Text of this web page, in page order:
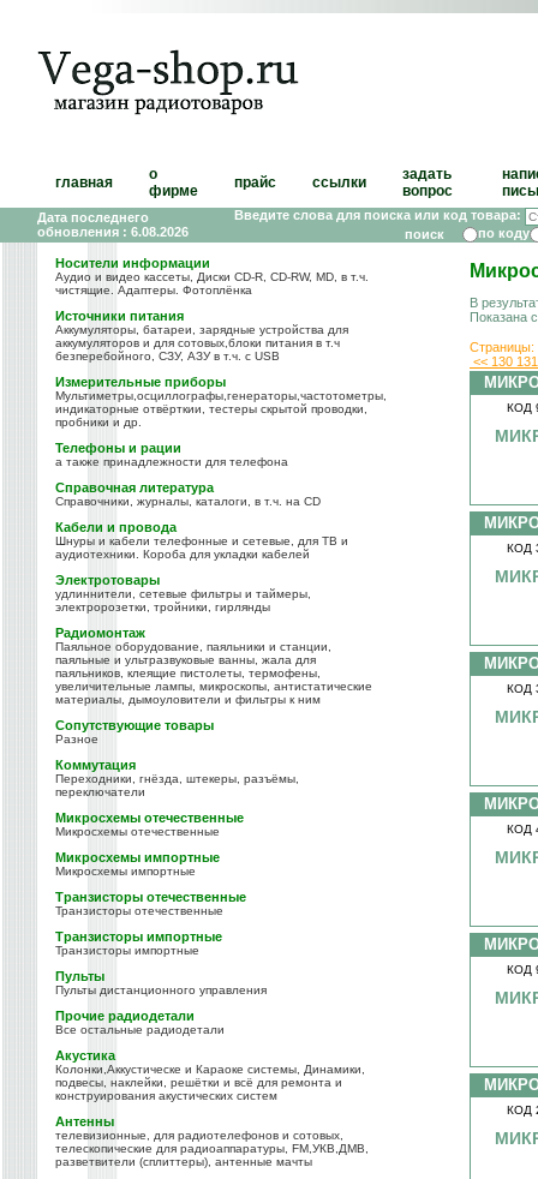
главная
о
фирме
прайс ссылки
задать
вопрос
Дата последнего
обновления : 6.08.2026
Введите слова для поиска или код товара:
по коду
Носители информации
Аудио и видео кассеты, Диски CD-R, CD-RW, MD, в т.ч.
чистящие. Адаптеры. Фотоплёнка
Источники питания
Аккумуляторы, батареи, зарядные устройства для
аккумуляторов и для сотовых,блоки питания в т.ч
безперебойного, СЗУ, АЗУ в т.ч. с USB
Измерительные приборы
Мультиметры,осциллографы,генераторы,частотометры,
индикаторные отвёрткии, тестеры скрытой проводки,
пробники и др.
Телефоны и рации
а также принадлежности для телефона
Справочная литература
Справочники, журналы, каталоги, в т.ч. на CD
Кабели и провода
Шнуры и кабели телефонные и сетевые, для ТВ и
аудиотехники. Короба для укладки кабелей
Электротовары
удлиннители, сетевые фильтры и таймеры,
электророзетки, тройники, гирлянды
Радиомонтаж
Паяльное оборудование, паяльники и станции,
паяльные и ультразвуковые ванны, жала для
паяльников, клеящие пистолеты, термофены,
увеличительные лампы, микроскопы, антистатические
материалы, дымоуловители и фильтры к ним
Сопутствующие товары
Разное
Коммутация
Переходники, гнёзда, штекеры, разъёмы,
переключатели
Микросхемы отечественные
Микросхемы отечественные
Микросхемы импортные
Микросхемы импортные
Транзисторы отечественные
Транзисторы отечественные
Транзисторы импортные
Транзисторы импортные
Пульты
Пульты дистанционного управления
Прочие радиодетали
Все остальные радиодетали
Акустика
Колонки,Аккустическе и Караоке системы, Динамики,
подвесы, наклейки, решётки и всё для ремонта и
конструирования акустических систем
Антенны
телевизионные, для радиотелефонов и сотовых,
телескопические для радиоаппаратуры, FM,УКВ,ДМВ,
разветвители (сплиттеры), антенные мачты
В
Показана
Страницы:
<< 130
КОД
КОД
КОД
КОД
КОД
КОД